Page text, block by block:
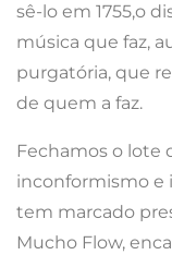
sê-lo em 1755,o
música que faz,
purgatória, que
de quem a faz.
Fechamos o lote
inconformismo e
tem marcado
Mucho Flow,